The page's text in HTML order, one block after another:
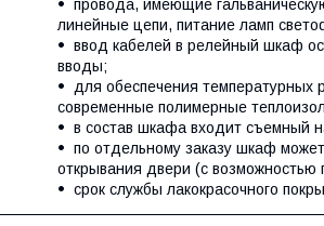
провода, имеющие
линейные цепи, питание ламп
ввод кабелей в релейный шкаф
вводы;
для обеспечения температурных
современные полимерные
в состав шкафа входит съемный
по отдельному заказу шкаф
открывания двери (с
срок службы лакокрасочного